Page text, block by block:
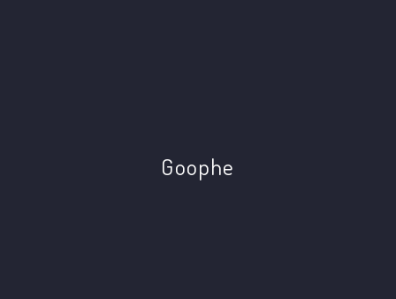
Goophe